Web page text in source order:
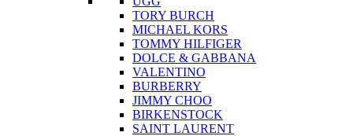
TORY BURCH
MICHAEL KORS
TOMMY HILFIGER
DOLCE & GABBANA
VALENTINO
BURBERRY
JIMMY CHOO
BIRKENSTOCK
SAINT LAURENT